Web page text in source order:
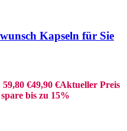
Kapseln für Sie
€49,90 €Aktueller Preis
bis zu 15%